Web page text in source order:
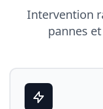
Intervention
pannes